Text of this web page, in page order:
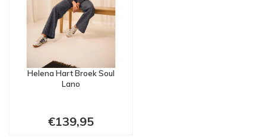
Helena Hart Broek Soul
Lano
€139,95